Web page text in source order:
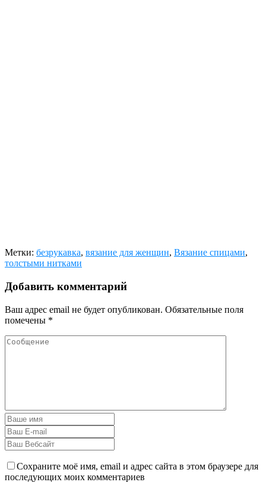
Метки: безрукавка, вязание для женщин, Вязание спицами,
толстыми нитками
Добавить комментарий
Ваш адрес email не будет опубликован. Обязательные поля
помечены *
Сохраните моё имя, email и адрес сайта в этом браузере для
последующих моих комментариев